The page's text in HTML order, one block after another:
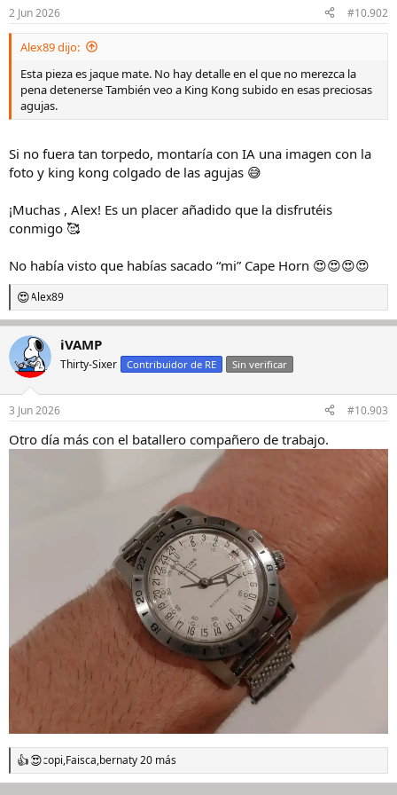
2 Jun 2026 #10.902
Alex89 dijo:
Esta pieza es jaque mate. No hay detalle en el que no merezca la
pena detenerse También veo a King Kong subido en esas preciosas
agujas.
Si no fuera tan torpedo, montaría con IA una imagen con la
foto y king kong colgado de las agujas 😅
¡Muchas , Alex! Es un placer añadido que la disfrutéis
conmigo 🥰
No había visto que habías sacado “mi” Cape Horn 😍😍😍😍
R
e
c
c
i
e
:
Alex89
iVAMP
Thirty-Sixer Contribuidor de RE Sin verificar
3 Jun 2026 #10.903
Otro día más con el batallero compañero de trabajo.
R
e
copi,Faisca,bernaty 20 más